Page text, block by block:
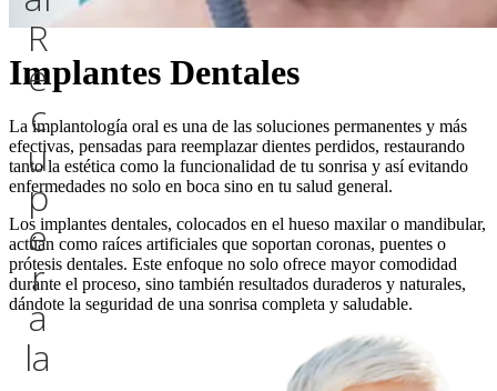
R
e
c
u
p
e
r
a
la
Implantes Dentales
La implantología oral es una de las soluciones permanentes y más
efectivas, pensadas para reemplazar dientes perdidos, restaurando
tanto la estética como la funcionalidad de tu sonrisa y así evitando
enfermedades no solo en boca sino en tu salud general.
Los implantes dentales, colocados en el hueso maxilar o mandibular,
actúan como raíces artificiales que soportan coronas, puentes o
prótesis dentales. Este enfoque no solo ofrece mayor comodidad
durante el proceso, sino también resultados duraderos y naturales,
dándote la seguridad de una sonrisa completa y saludable.